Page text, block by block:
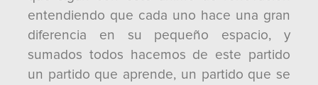
entendiendo que cada uno hace una gran
diferencia en su pequeño espacio, y
sumados todos hacemos de este partido
un partido que aprende, un partido que se